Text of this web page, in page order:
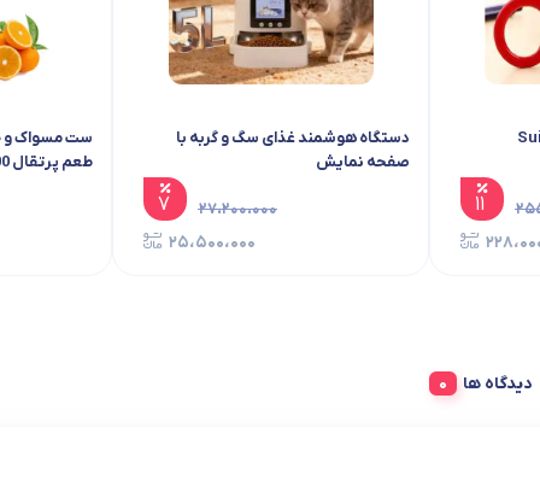
۱۱
دستگاه هوشمند غذای سگ و گربه با
صفحه نمایش
۲۷،۲۰۰،۰۰۰
۲۵،۵۰۰،۰۰۰
۷
ست مسواک و
طعم پرتقال 100 گرمی
دیدگاه ها